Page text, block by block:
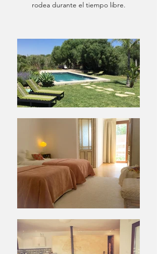
rodea durante el tiempo libre.